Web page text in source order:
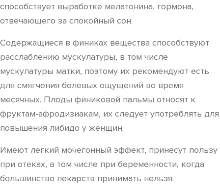
способствует выработке мелатонина, гормона,
отвечающего за спокойный сон.
Содержащиеся в финиках вещества способствуют
расслаблению мускулатуры, в том числе
мускулатуры матки, поэтому их рекомендуют есть
для смягчения болевых ощущений во время
месячных. Плоды финиковой пальмы относят к
фруктам-афродизиакам, их следует употреблять для
повышения либидо у женщин.
Имеют легкий мочегонный эффект, принесут пользу
при отеках, в том числе при беременности, когда
большинство лекарств принимать нельзя.